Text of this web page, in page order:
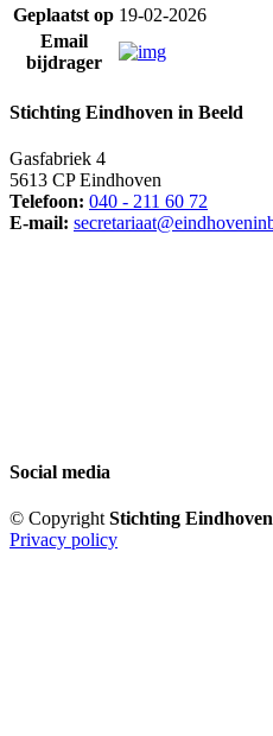
Geplaatst op 19-02-2026
Email
bijdrager
Stichting Eindhoven in Beeld
Gasfabriek 4
5613 CP Eindhoven
Telefoon: 040 - 211 60 72
E-mail:
Social media
© Copyright Stichting
Privacy policy